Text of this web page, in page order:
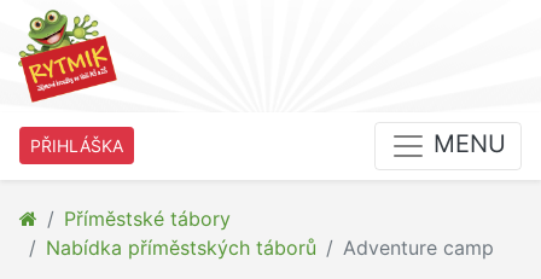
PŘIHLÁŠKA MENU
Příměstské tábory
Nabídka příměstských táborů
Adventure camp